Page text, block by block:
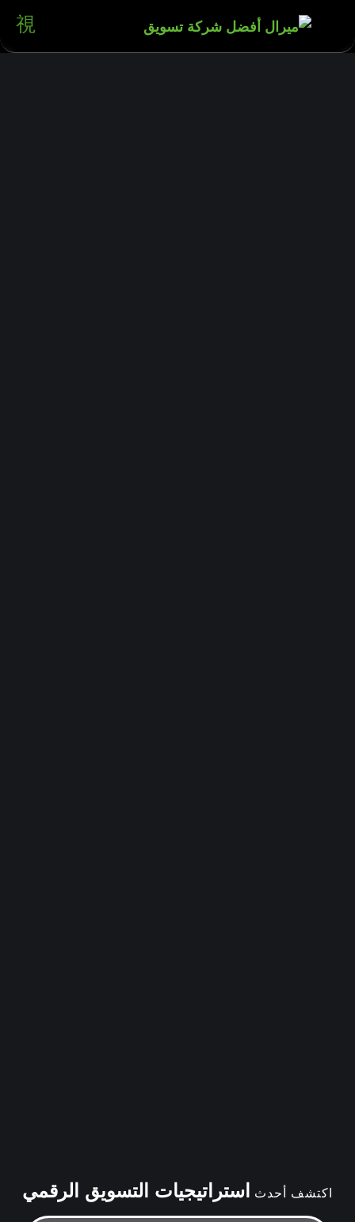
اكتشف أحدثاستراتيجيات التسويق الرقمي